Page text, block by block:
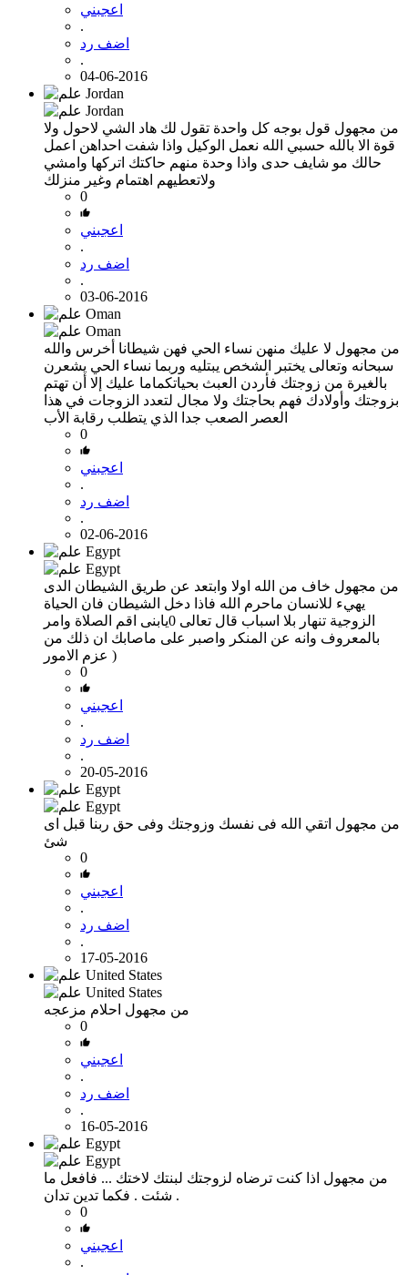
اعجبني
.
اضف رد
.
04-06-2016
من مجهول قول بوجه كل واحدة تقول لك هاد الشي لاحول ولا
قوة الا بالله حسبي الله نعمل الوكيل واذا شفت احداهن اعمل
حالك مو شايف حدى واذا وحدة منهم حاكتك اتركها وامشي
ولاتعطيهم اهتمام وغير منزلك
0
اعجبني
.
اضف رد
.
03-06-2016
من مجهول لا عليك منهن نساء الحي فهن شيطانا أخرس والله
سبحانه وتعالى يختبر الشخص يبتليه وربما نساء الحي يشعرن
بالغيرة من زوجتك فأردن العبث بحياتكماما عليك إلا أن تهتم
بزوجتك وأولادك فهم بحاجتك ولا مجال لتعدد الزوجات في هذا
العصر الصعب جدا الذي يتطلب رقابة الأب
0
اعجبني
.
اضف رد
.
02-06-2016
من مجهول خاف من الله اولا وابتعد عن طريق الشيطان الدى
يهيء للانسان ماحرم الله فاذا دخل الشيطان فان الحياة
الزوجية تنهار بلا اسباب قال تعالى 0يابنى اقم الصلاة وامر
بالمعروف وانه عن المنكر واصبر على ماصابك ان ذلك من
عزم الامور )
0
اعجبني
.
اضف رد
.
20-05-2016
من مجهول اتقي الله فى نفسك وزوجتك وفى حق ربنا قبل اى
شئ
0
اعجبني
.
اضف رد
.
17-05-2016
من مجهول احلام مزعجه
0
اعجبني
.
اضف رد
.
16-05-2016
من مجهول اذا كنت ترضاه لزوجتك لبنتك ﻻختك ... فافعل ما
شئت . فكما تدين تدان .
0
اعجبني
.